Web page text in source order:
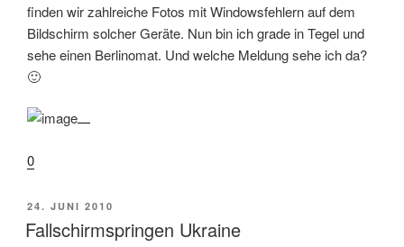
finden wir zahlreiche Fotos mit Windowsfehlern auf dem
Bildschirm solcher Geräte. Nun bin ich grade in Tegel und
sehe einen Berlinomat. Und welche Meldung sehe ich da?
🙂
0
VERÖFFENTLICHT
AM
24. JUNI 2010
Fallschirmspringen Ukraine